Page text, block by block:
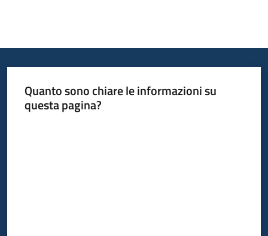
Quanto sono chiare le informazioni su
questa pagina?